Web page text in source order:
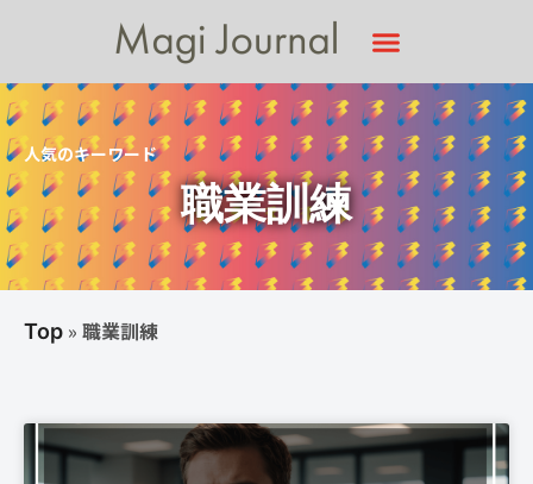
人気のキーワード
職業訓練
Top » 職業訓練